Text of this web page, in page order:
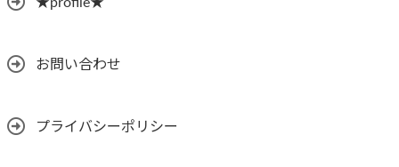
お問い合わせ
プライバシーポリシー